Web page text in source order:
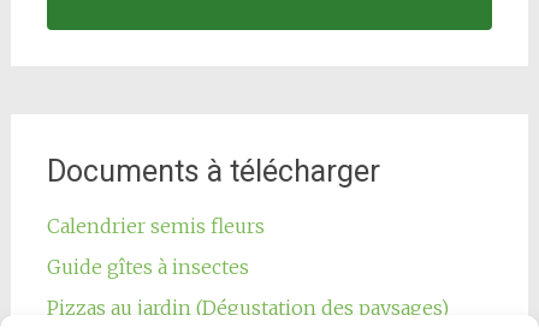
Documents à télécharger
Calendrier semis fleurs
Guide gîtes à insectes
Pizzas au jardin (Dégustation des paysages)